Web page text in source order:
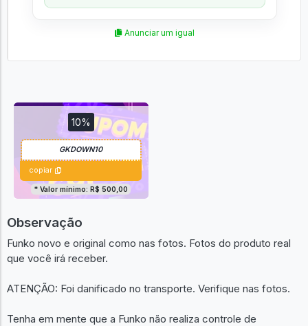
Anunciar um igual
10%
copiar
* Valor mínimo: R$ 500,00
Observação
Funko novo e original como nas fotos. Fotos do produto real
que você irá receber.
ATENÇÃO: Foi danificado no transporte. Verifique nas fotos.
Tenha em mente que a Funko não realiza controle de